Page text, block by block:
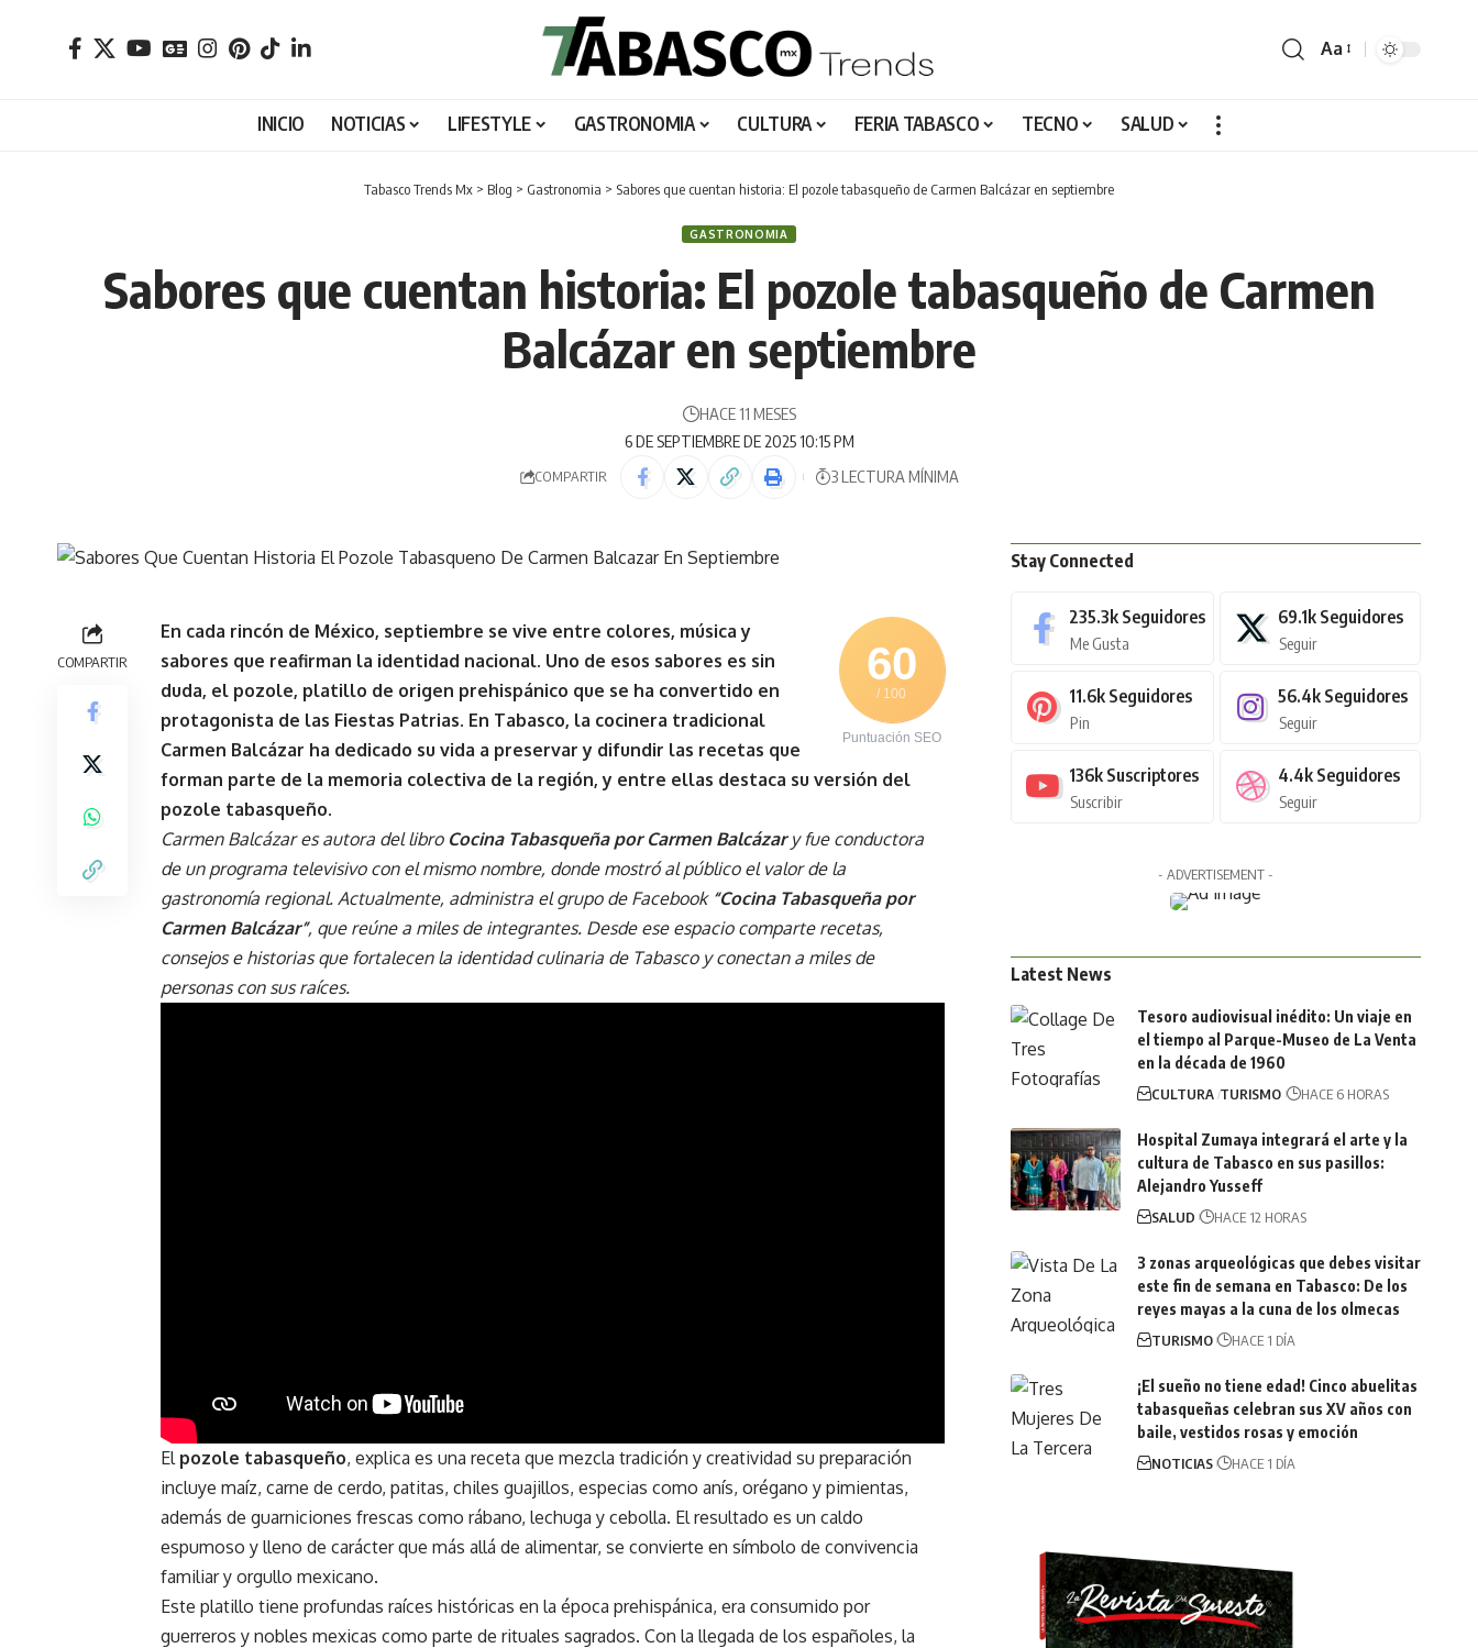
Aa
INICIO NOTICIAS LIFESTYLE GASTRONOMIA CULTURA FERIA TABASCO TECNO SALUD
Tabasco Trends Mx > Blog > Gastronomia > Sabores que cuentan historia: El pozole tabasqueño de Carmen Balcázar en septiembre
GASTRONOMIA
Sabores que cuentan historia: El pozole tabasqueño de Carmen
Balcázar en septiembre
6 DE SEPTIEMBRE DE 2025 10:15 PM
HACE 11 MESES
COMPARTIR 3 LECTURA MÍNIMA
COMPARTIR 60
/ 100
Puntuación SEO
En cada rincón de México, septiembre se vive entre colores, música y
sabores que reafirman la identidad nacional. Uno de esos sabores es sin
duda, el pozole, platillo de origen prehispánico que se ha convertido en
protagonista de las Fiestas Patrias. En Tabasco, la cocinera tradicional
Carmen Balcázar ha dedicado su vida a preservar y difundir las recetas que
forman parte de la memoria colectiva de la región, y entre ellas destaca su versión del
pozole tabasqueño.
Carmen Balcázar es autora del libro Cocina Tabasqueña por Carmen Balcázar y fue conductora
de un programa televisivo con el mismo nombre, donde mostró al público el valor de la
gastronomía regional. Actualmente, administra el grupo de Facebook “Cocina Tabasqueña por
Carmen Balcázar”, que reúne a miles de integrantes. Desde ese espacio comparte recetas,
consejos e historias que fortalecen la identidad culinaria de Tabasco y conectan a miles de
personas con sus raíces.
El pozole tabasqueño, explica es una receta que mezcla tradición y creatividad su preparación
incluye maíz, carne de cerdo, patitas, chiles guajillos, especias como anís, orégano y pimientas,
además de guarniciones frescas como rábano, lechuga y cebolla. El resultado es un caldo
espumoso y lleno de carácter que más allá de alimentar, se convierte en símbolo de convivencia
familiar y orgullo mexicano.
Este platillo tiene profundas raíces históricas en la época prehispánica, era consumido por
guerreros y nobles mexicas como parte de rituales sagrados. Con la llegada de los españoles, la
Stay Connected
235.3k Seguidores
Me Gusta
69.1k Seguidores
Seguir
11.6k Seguidores
Pin
56.4k Seguidores
Seguir
136k Suscriptores
Suscribir
4.4k Seguidores
Seguir
- ADVERTISEMENT -
Latest News
Tesoro audiovisual inédito: Un viaje en
el tiempo al Parque-Museo de La Venta
en la década de 1960
CULTURA TURISMO HACE 6 HORAS
Hospital Zumaya integrará el arte y la
cultura de Tabasco en sus pasillos:
Alejandro Yusseff
SALUD HACE 12 HORAS
3 zonas arqueológicas que debes visitar
este fin de semana en Tabasco: De los
reyes mayas a la cuna de los olmecas
TURISMO HACE 1 DÍA
¡El sueño no tiene edad! Cinco abuelitas
tabasqueñas celebran sus XV años con
baile, vestidos rosas y emoción
NOTICIAS HACE 1 DÍA